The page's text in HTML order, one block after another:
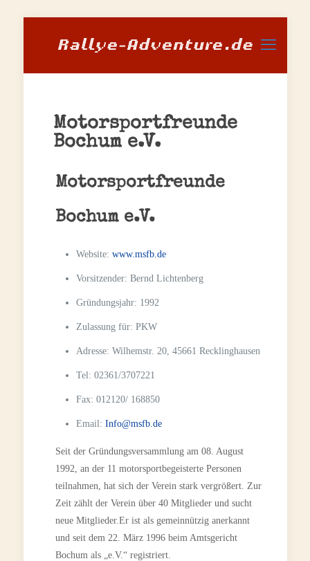
Motorsportfreunde
Bochum e.V.
Motorsportfreunde
Bochum e.V.
Website: www.msfb.de
Vorsitzender: Bernd Lichtenberg
Gründungsjahr: 1992
Zulassung für: PKW
Adresse: Wilhemstr. 20, 45661 Recklinghausen
Tel: 02361/3707221
Fax: 012120/ 168850
Email: Info@msfb.de
Seit der Gründungsversammlung am 08. August
1992, an der 11 motorsportbegeisterte Personen
teilnahmen, hat sich der Verein stark vergrößert. Zur
Zeit zählt der Verein über 40 Mitglieder und sucht
neue Mitglieder.Er ist als gemeinnützig anerkannt
und seit dem 22. März 1996 beim Amtsgericht
Bochum als „e.V.“ registriert.